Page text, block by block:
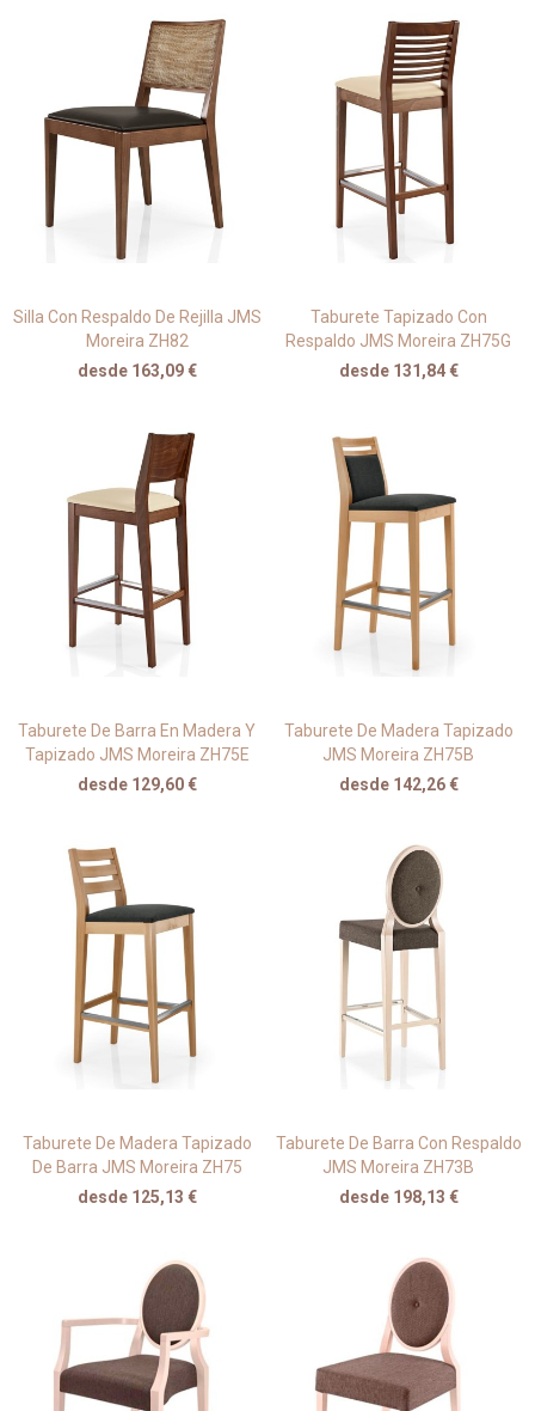
Silla Con Respaldo De Rejilla JMS
Moreira ZH82
desde 163,09 €
Taburete Tapizado Con
Respaldo JMS Moreira ZH75G
desde 131,84 €
Taburete De Barra En Madera Y
Tapizado JMS Moreira ZH75E
desde 129,60 €
Taburete De Madera Tapizado
JMS Moreira ZH75B
desde 142,26 €
Taburete De Madera Tapizado
De Barra JMS Moreira ZH75
desde 125,13 €
Taburete De Barra Con Respaldo
JMS Moreira ZH73B
desde 198,13 €